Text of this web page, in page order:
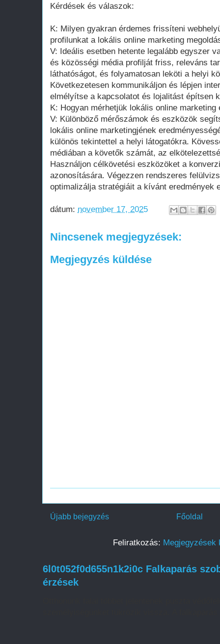
Kérdések és válaszok:
K: Milyen gyakran érdemes frissíteni
profilunkat a lokális online marketing
V: Ideális esetben hetente legalább egyszer
és közösségi média profilját friss, releváns
láthatóságot, és folyamatosan leköti a helyi
Következetesen kommunikáljon és lépjen
elmélyítse a kapcsolatot és lojalitást építsen
K: Hogyan mérhetjük lokális online
V: Különböző mérőszámok és eszközök
lokális online marketingjének
különös tekintettel a helyi látogatókra.
médiában a követők számát, az
Használjon célkövetési eszközöket a
azonosítására. Végezzen rendszeres
optimalizálja stratégiáit a kívánt eredmények
dátum: november 17, 2025
Nincsenek megjegyzések:
Megjegyzés küldése
Újabb bejegyzés Főoldal
Feliratkozás: Megjegyzések
6l0t052f0d655n1k2i0c Falkaparás
érzések